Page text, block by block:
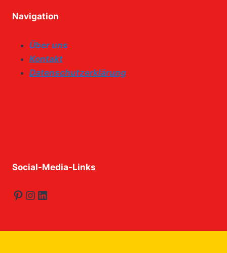
Navigation
Über uns
Kontakt
Datenschutzerklärung
Social-Media-Links
Pinterest
Instagram
LinkedIn